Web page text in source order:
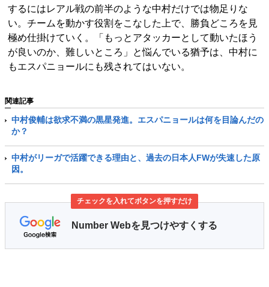
するにはレアル戦の前半のような中村だけでは物足りな
い。チームを動かす役割をこなした上で、勝負どころを見
極め仕掛けていく。「もっとアタッカーとして動いたほう
が良いのか、難しいところ」と悩んでいる猶予は、中村に
もエスパニョールにも残されてはいない。
関連記事
中村俊輔は欲求不満の黒星発進。エスパニョールは何を目論んだの
か？
中村がリーガで活躍できる理由と、過去の日本人FWが失速した原
因。
チェックを入れてボタンを押すだけ
Number Webを見つけやすくする